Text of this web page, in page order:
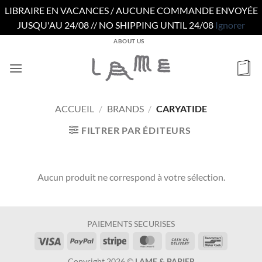
LIBRAIRE EN VACANCES / AUCUNE COMMANDE ENVOYÉE
JUSQU'AU 24/08 // NO SHIPPING UNTIL 24/08 Ignorer
contenu
ABOUT US
ACCUEIL / BRANDS / CARYATIDE
FILTRER PAR ÉDITEURS
Aucun produit ne correspond à votre sélection.
PAIEMENTS SECURISES
Visa
PayPal Stripe MasterCardCash